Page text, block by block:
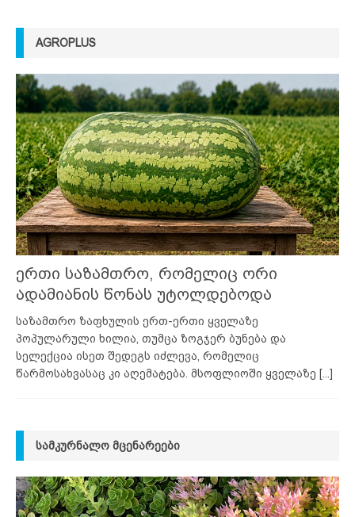
AGROPLUS
ერთი საზამთრო, რომელიც ორი
ადამიანის წონას უტოლდებოდა
საზამთრო ზაფხულის ერთ-ერთი ყველაზე
პოპულარული ხილია, თუმცა ზოგჯერ ბუნება და
სელექცია ისეთ შედეგს იძლევა, რომელიც
წარმოსახვასაც კი აღემატება. მსოფლიოში ყველაზე [...]
ᲡᲐᲛᲙᲣᲠᲜᲐᲚᲝ ᲛᲪᲔᲜᲐᲠᲔᲔᲑᲘ